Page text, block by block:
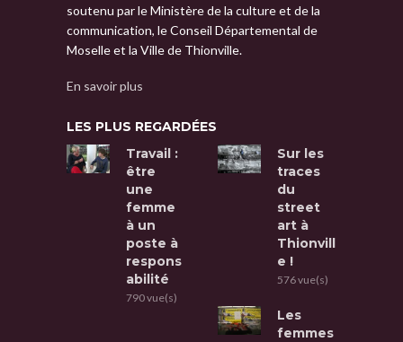
soutenu par le Ministère de la culture et de la
communication, le Conseil Départemental de
Moselle et la Ville de Thionville.
En savoir plus
LES PLUS REGARDÉES
Travail :
être
une
femme
à un
poste à
respons
abilité
790 vue(s)
Sur les
traces
du
street
art à
Thionvill
e !
576 vue(s)
Les
femmes